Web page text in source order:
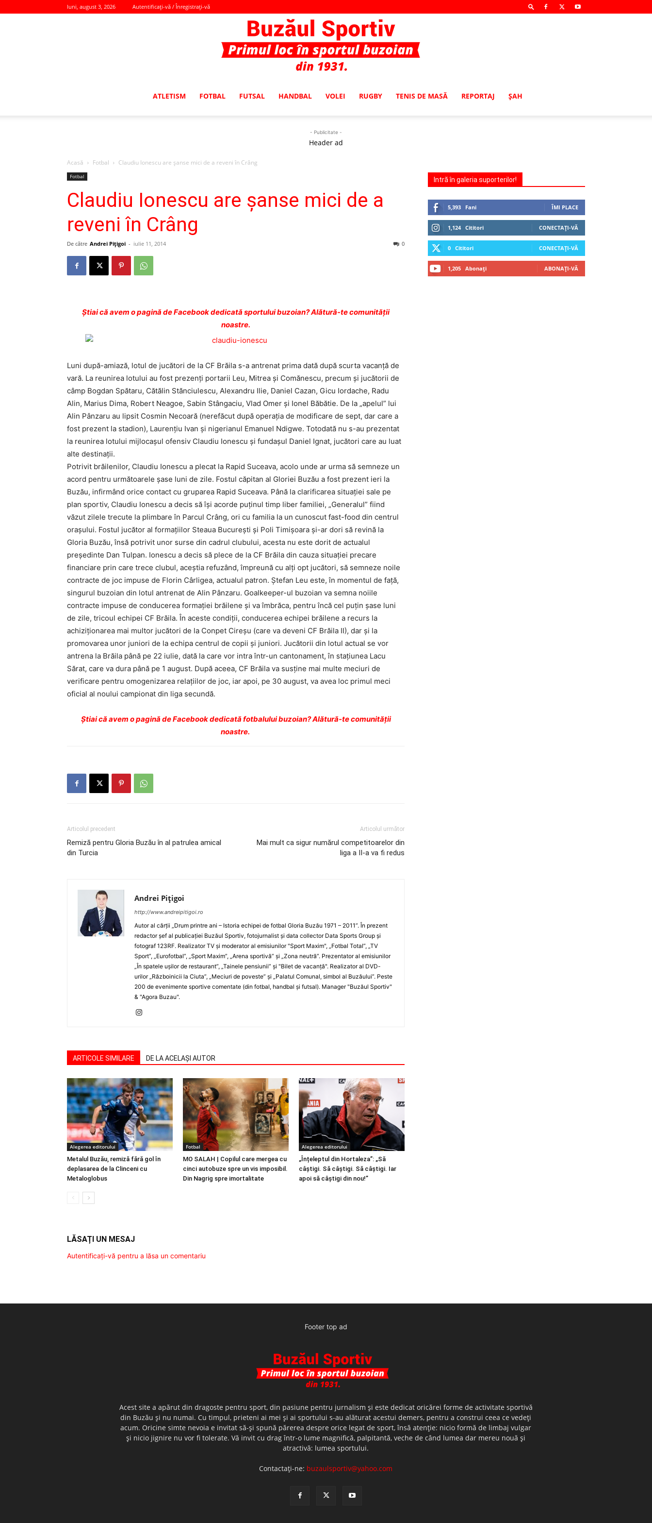
luni, august 3, 2026 Autentificați-vă / Înregistrați-vă
ATLETISM FOTBAL FUTSAL HANDBAL VOLEI RUGBY TENIS DE MASĂ REPORTAJ ŞAH
- Publicitate -
Header ad
Acasă Fotbal Claudiu Ionescu are șanse mici de a reveni în Crâng
Fotbal
Claudiu Ionescu are șanse mici de a
reveni în Crâng
De către Andrei Pițigoi - iulie 11, 2014 0
Ştiai că avem o pagină de Facebook dedicată sportului buzoian? Alătură-te comunității
noastre.
Luni după-amiază, lotul de jucători de la CF Brăila s-a antrenat prima dată după scurta vacanță de
vară. La reunirea lotului au fost prezenți portarii Leu, Mitrea și Comănescu, precum și jucătorii de
câmp Bogdan Spătaru, Cătălin Stăn­ciulescu, Alexandru Ilie, Daniel Cazan, Gicu Iordache, Radu
Alin, Marius Dima, Robert Neagoe, Sabin Stângaciu, Vlad Omer și Ionel Băbătie. De la „apelul” lui
Alin Pânzaru au lipsit Cosmin Necoară (nerefăcut după operația de modificare de sept, dar care a
fost prezent la stadion), Laurențiu Ivan și nigerianul Emanuel Ndigwe. Totodată nu s-au prezentat
la reunirea lotului mijlocașul ofensiv Claudiu Ionescu și fundașul Daniel Ignat, jucători care au luat
alte destinații.
Potrivit brăilenilor, Claudiu Ionescu a plecat la Rapid Suceava, acolo unde ar urma să semneze un
acord pentru următoarele șase luni de zile. Fostul căpitan al Gloriei Buzău a fost prezent ieri la
Buzău, infirmând orice contact cu gruparea Rapid Suceava. Până la clarificarea situației sale pe
plan sportiv, Claudiu Ionescu a decis să își acorde puținul timp liber familiei, „Generalul” fiind
văzut zilele trecute la plimbare în Parcul Crâng, ori cu familia la un cunoscut fast-food din centrul
orașului. Fostul jucător al formațiilor Steaua București și Poli Timișoara și-ar dori să revină la
Gloria Buzău, însă potrivit unor surse din cadrul clubului, acesta nu este dorit de actualul
președinte Dan Tulpan. Ionescu a decis să plece de la CF Brăila din cauza situației precare
financiare prin care trece clubul, aceștia refuzând, împreună cu alți opt jucători, să semneze noile
contracte de joc impuse de Florin Cârligea, actualul patron. Ștefan Leu este, în momentul de față,
singurul buzoian din lotul antrenat de Alin Pânzaru. Goalkeeper-ul buzoian va semna noiile
contracte impuse de conducerea formației brăilene și va îmbrăca, pentru încă cel puțin șase luni
de zile, tricoul echipei CF Brăila. În aceste condiții, conducerea echipei brăilene a recurs la
achiziționarea mai multor jucători de la Conpet Cireșu (care va deveni CF Brăila II), dar și la
promovarea unor juniori de la echipa centrul de copii și juniori. Jucătorii din lotul actual se vor
antrena la Brăila până pe 22 iulie, dată la care vor intra într-un canto­nament, în stațiunea Lacu
Sărat, care va dura până pe 1 august. După aceea, CF Brăila va susține mai multe meciuri de
verificare pentru omogenizarea relațiilor de joc, iar apoi, pe 30 august, va avea loc primul meci
oficial al noului campionat din liga secundă.
Ştiai că avem o pagină de Facebook dedicată fotbalului buzoian? Alătură-te comunității
noastre.
Articolul precedent
Remiză pentru Gloria Buzău în al patrulea amical
din Turcia
Articolul următor
Mai mult ca sigur numărul competitoarelor din
liga a II-a va fi redus
Andrei Pițigoi
http://www.andreipitigoi.ro
Autor al cărţii „Drum printre ani – Istoria echipei de fotbal Gloria Buzău 1971 – 2011”. În prezent
redactor şef al publicaţiei Buzăul Sportiv, fotojurnalist şi data collector Data Sports Group şi
fotograf 123RF. Realizator TV şi moderator al emisiunilor "Sport Maxim", „Fotbal Total”, „TV
Sport”, „Eurofotbal”, „Sport Maxim”, „Arena sportivă” şi „Zona neutră”. Prezentator al emisiunilor
„În spatele uşilor de restaurant”, „Tainele pensiunii” şi "Bilet de vacanţă". Realizator al DVD-
urilor „Războinicii la Ciuta”, „Meciuri de poveste” şi „Palatul Comunal, simbol al Buzăului”. Peste
200 de evenimente sportive comentate (din fotbal, handbal şi futsal). Manager "Buzăul Sportiv"
& "Agora Buzau".
ARTICOLE SIMILARE DE LA ACELAȘI AUTOR
Alegerea editorului
Metalul Buzău, remiză fără gol în
deplasarea de la Clinceni cu
Metaloglobus
Fotbal
MO SALAH | Copilul care mergea cu
cinci autobuze spre un vis imposibil.
Din Nagrig spre imortalitate
Alegerea editorului
„Înțeleptul din Hortaleza”: „Să
câștigi. Să câștigi. Să câștigi. Iar
apoi să câștigi din nou!”
LĂSAȚI UN MESAJ
Autentificați-vă pentru a lăsa un comentariu
Intră în galeria suporterilor!
5,393 Fani ÎMI PLACE
1,124 Cititori CONECTAȚI-VĂ
0 Cititori CONECTAȚI-VĂ
1,205 Abonați ABONAȚI-VĂ
Footer top ad
Acest site a apărut din dragoste pentru sport, din pasiune pentru jurnalism şi este dedicat oricărei forme de activitate sportivă
din Buzău şi nu numai. Cu timpul, prieteni ai mei şi ai sportului s-au alăturat acestui demers, pentru a construi ceea ce vedeţi
acum. Oricine simte nevoia e invitat să-şi spună părerea despre orice legat de sport, însă atenţie: nicio formă de limbaj vulgar
şi nicio jignire nu vor fi tolerate. Vă invit cu drag într-o lume magnifică, palpitantă, veche de când lumea dar mereu nouă şi
atractivă: lumea sportului.
Contactați-ne: buzaulsportiv@yahoo.com